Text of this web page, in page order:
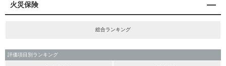
火災保険
総合ランキング
評価項目別ランキング